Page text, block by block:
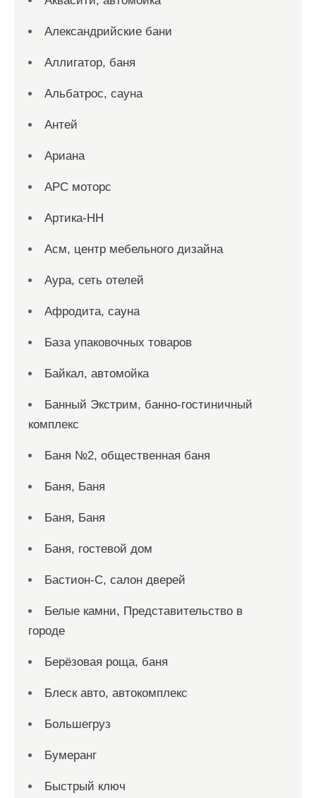
Александрийские бани
Аллигатор, баня
Альбатрос, сауна
Антей
Ариана
АРС моторс
Артика-НН
Асм, центр мебельного дизайна
Аура, сеть отелей
Афродита, сауна
База упаковочных товаров
Байкал, автомойка
Банный Экстрим, банно-гостиничный
комплекс
Баня №2, общественная баня
Баня, Баня
Баня, Баня
Баня, гостевой дом
Бастион-С, салон дверей
Белые камни, Представительство в
городе
Берёзовая роща, баня
Блеск авто, автокомплекс
Большегруз
Бумеранг
Быстрый ключ